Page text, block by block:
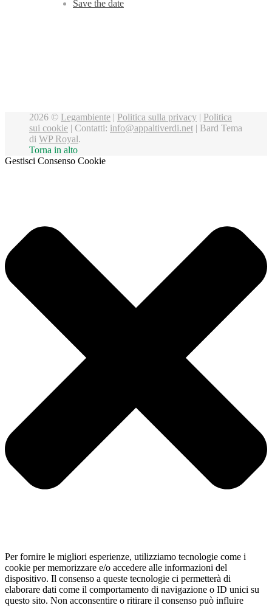
Save the date
2026 © Legambiente | Politica sulla privacy | Politica
sui cookie | Contatti: info@appaltiverdi.net | Bard Tema
di WP Royal.
Torna in alto
Gestisci Consenso Cookie
Per fornire le migliori esperienze, utilizziamo tecnologie come i
cookie per memorizzare e/o accedere alle informazioni del
dispositivo. Il consenso a queste tecnologie ci permetterà di
elaborare dati come il comportamento di navigazione o ID unici su
questo sito. Non acconsentire o ritirare il consenso può influire